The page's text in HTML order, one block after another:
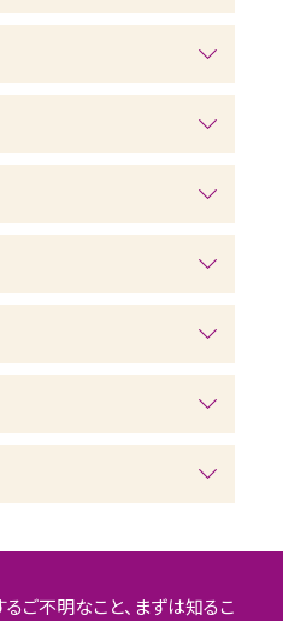
ご不明なこと、まずは知るこ